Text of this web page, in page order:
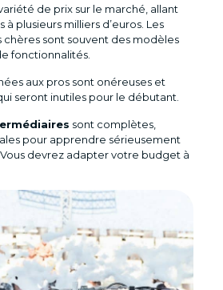
de prix sur le marché, allant
plusieurs milliers d’euros. Les
chères sont souvent des modèles
fonctionnalités.
aux pros sont onéreuses et
seront inutiles pour le débutant.
sont complètes,
pour apprendre sérieusement
devrez adapter votre budget à